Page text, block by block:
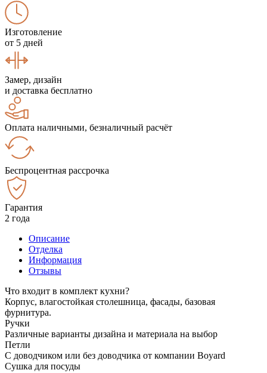
Изготовление
от 5 дней
Замер, дизайн
и доставка бесплатно
Оплата наличными, безналичный расчёт
Беспроцентная рассрочка
Гарантия
2 года
Описание
Отделка
Информация
Отзывы
Что входит в комплект кухни?
Корпус, влагостойкая столешница, фасады, базовая
фурнитура.
Ручки
Различные варианты дизайна и материала на выбор
Петли
С доводчиком или без доводчика от компании Boyard
Сушка для посуды